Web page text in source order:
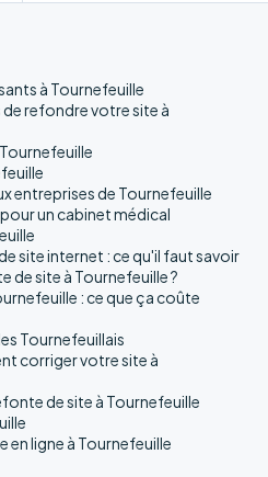
à Tournefeuille
de refondre votre site à
entreprises de Tournefeuille
un cabinet médical
site internet : ce qu'il faut savoir
de site à Tournefeuille ?
: ce que ça coûte
Tournefeuillais
corriger votre site à
de site à Tournefeuille
en ligne à Tournefeuille